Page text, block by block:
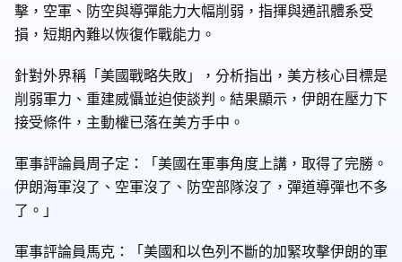
擊，空軍、防空與導彈能力大幅削弱，指揮與通訊體系受
損，短期內難以恢復作戰能力。
針對外界稱「美國戰略失敗」，分析指出，美方核心目標是
削弱軍力、重建威懾並迫使談判。結果顯示，伊朗在壓力下
接受條件，主動權已落在美方手中。
軍事評論員周子定：「美國在軍事角度上講，取得了完勝。
伊朗海軍沒了、空軍沒了、防空部隊沒了，彈道導彈也不多
了。」
軍事評論員馬克：「美國和以色列不斷的加緊攻擊伊朗的軍